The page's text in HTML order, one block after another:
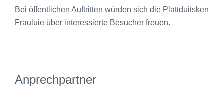
Bei öffentlichen Auftritten würden sich die Plattduitsken
Frauluie über interessierte Besucher freuen.
Anprechpartner